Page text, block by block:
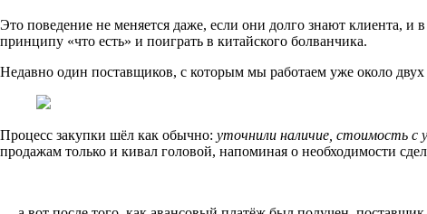
Это поведение не меняется даже, если они долго знают клиента, и
принципу «что есть» и поиграть в китайского болванчика.
Недавно один поставщиков, с которым мы работаем уже около двух
Процесс закупки шёл как обычно: уточнили наличие, стоимость с
продажам только и кивал головой, напоминая о необходимости